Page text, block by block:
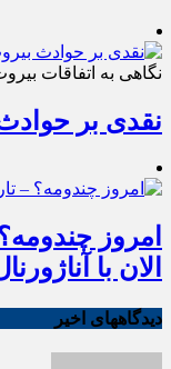
نگاهی به اتفاقات
نقدی بر
امروز
الان با
دیدگاههای اخیر